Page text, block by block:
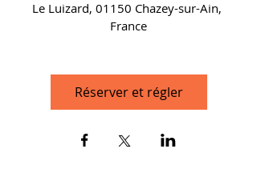
Le Luizard, 01150 Chazey-sur-Ain,
France
Réserver et régler